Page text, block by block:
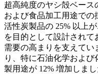
超高純度のヤシ殻ベース
および食品加工用途での
活性炭製品の 25% 以上
を目的として設計され
需要の高まりを支えてい
り、特に石油化学およ
製用途が 12% 増加しまし